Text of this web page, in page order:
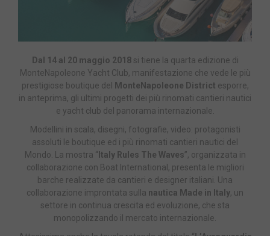
Dal 14 al 20 maggio 2018si tiene la quarta edizione di
MonteNapoleone Yacht Club, manifestazione che vede le più
prestigiose boutique del
MonteNapoleone District esporre,
in anteprima, gli ultimi progetti dei più rinomati cantieri nautici
e yacht club del panorama internazionale.
Modellini in scala, disegni, fotografie, video: protagonisti
assoluti le boutique ed i più rinomati cantieri nautici del
Mondo. La mostra “ Italy Rules The Waves”, organizzata in
collaborazione con Boat International, presenta le migliori
barche realizzate da cantieri e designer italiani. Una
collaborazione improntata sulla nautica Made in Italy, un
settore in continua crescita ed evoluzione, che sta
monopolizzando il mercato internazionale.